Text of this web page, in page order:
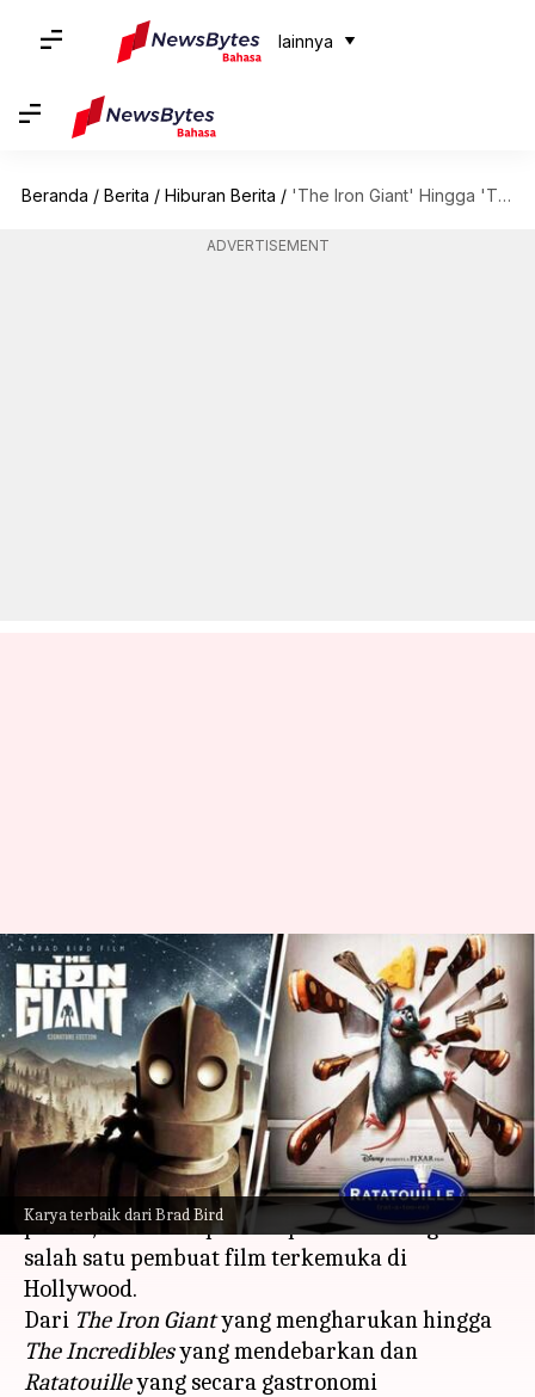
lainnya
Beranda / Berita / Hiburan Berita / 'The Iron Giant' Hingga 'The Incredibles': Karya Terbaik Brad Bird
ADVERTISEMENT
Karya terbaik dari Brad Bird
'The Iron Giant' Hingga 'The
Incredibles': Karya Terbaik
Brad Bird
menulis Handoko Feb 12, 2024 10:59 am
Apa ceritanya
Brad Bird, seorang sutradara film animasi yang
piawai, telah memperoleh predikat sebagai
salah satu pembuat film terkemuka di
Hollywood.
Dari The Iron Giantyang mengharukan hingga
The Incrediblesyang mendebarkan dan
Ratatouilleyang secara gastronomi